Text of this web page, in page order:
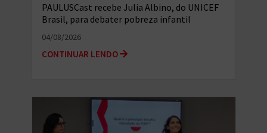
PAULUSCast recebe Julia Albino, do UNICEF
Brasil, para debater pobreza infantil
04/08/2026
CONTINUAR LENDO